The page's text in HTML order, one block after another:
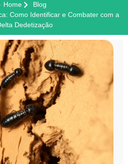
Home
Blog
Como Identificar e Combater com a
Dedetização